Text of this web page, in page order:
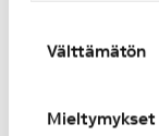
valinta
Välttämätön
Mieltymykset
(13): Volyymi: